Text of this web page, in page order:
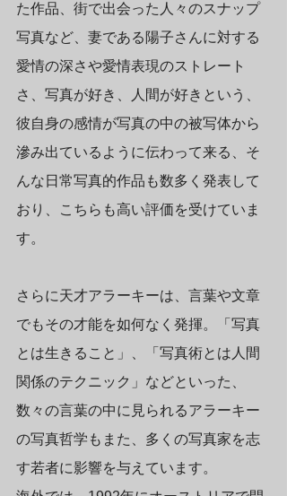
た作品、街で出会った人々のスナップ
写真など、妻である陽子さんに対する
愛情の深さや愛情表現のストレート
さ、写真が好き、人間が好きという、
彼自身の感情が写真の中の被写体から
滲み出ているように伝わって来る、そ
んな日常写真的作品も数多く発表して
おり、こちらも高い評価を受けていま
す。
さらに天才アラーキーは、言葉や文章
でもその才能を如何なく発揮。「写真
とは生きること」、「写真術とは人間
関係のテクニック」などといった、
数々の言葉の中に見られるアラーキー
の写真哲学もまた、多くの写真家を志
す若者に影響を与えています。